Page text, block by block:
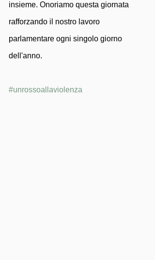
insieme. Onoriamo questa giornata
rafforzando il nostro lavoro
parlamentare ogni singolo giorno
dell'anno.
#unrossoallaviolenza